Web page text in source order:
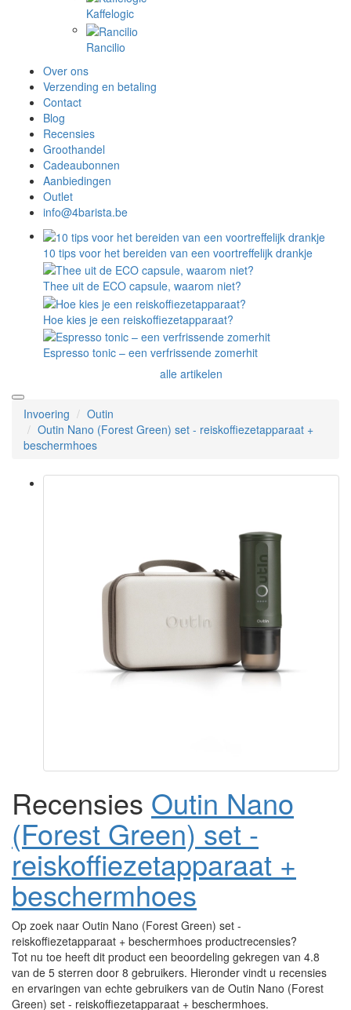
Kaffelogic
Rancilio
Over ons
Verzending en betaling
Contact
Blog
Recensies
Groothandel
Cadeaubonnen
Aanbiedingen
Outlet
info@4barista.be
10 tips voor het bereiden van een voortreffelijk drankje
Thee uit de ECO capsule, waarom niet?
Hoe kies je een reiskoffiezetapparaat?
Espresso tonic – een verfrissende zomerhit
alle artikelen
Invoering
Outin
Outin Nano (Forest Green) set - reiskoffiezetapparaat +
beschermhoes
Recensies Outin Nano
(Forest Green) set -
reiskoffiezetapparaat +
beschermhoes
Op zoek naar Outin Nano (Forest Green) set -
reiskoffiezetapparaat + beschermhoes productrecensies?
Tot nu toe heeft dit product een beoordeling gekregen van 4.8
van de 5 sterren door 8 gebruikers. Hieronder vindt u recensies
en ervaringen van echte gebruikers van de Outin Nano (Forest
Green) set - reiskoffiezetapparaat + beschermhoes.